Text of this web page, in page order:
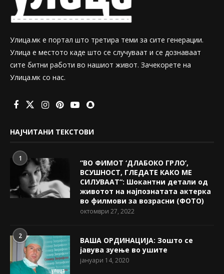
Улица.мк е портал што третира теми за сите генерации.
Улица е местото каде што се случуваат и се дознаваат
сите битни работи во нашиот живот. Зачекорете на
Улица.мк со нас.
НАЈЧИТАНИ ТЕКСТОВИ
1
“ВО ФИМОТ ‘ДЛАБОКО ГРЛО’,
ВСУШНОСТ, ГЛЕДАТЕ КАКО МЕ
СИЛУВААТ“: Шокантни детали од
животот на најпознатата актерка
во филмови за возрасни (ФОТО)
октомври 27, 2022
2
ВАША ОРДИНАЦИЈА: Зошто се
јавува зуење во ушите
јануари 14, 2020